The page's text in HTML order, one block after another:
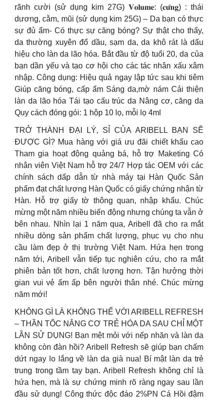
rãnh cười (sử dụng kim 27G) 𝐕𝐨𝐥𝐮𝐦𝐞: (𝐜𝐮̛́𝐧𝐠) : thái
dương, cằm, mũi (sử dụng kim 25G) – Da bạn có thực
sự đủ ẩm- Có thực sự căng bóng? Sự thật cho thấy,
da thường xuyên đổ dầu, sạm da, da khô rát là dấu
hiệu cho làn da lão hóa. Bắt đầu từ độ tuổi 20, da của
bạn dần yếu và tạo cơ hội cho các tác nhân xấu xâm
nhập. Công dụng: Hiệu quả ngay lập tức sau khi tiêm
Giúp căng bóng, cấp ẩm Sáng da,mờ nám Cải thiện
làn da lão hóa Tái tạo cấu trúc da Nâng cơ, căng da
Quy cách đóng gói: 1 hộp 10 lọ, mỗi lọ 4ml
TRỞ THÀNH ĐẠI LÝ, SỈ CỦA ARIBELL BẠN SẼ
ĐƯỢC GÌ? Mua hàng với giá ưu đãi chiết khấu cao
Tham gia hoạt động quảng bá, hỗ trợ Maketing Có
nhân viên Việt Nam hỗ trợ 24/7 Hợp tác OEM với các
chính sách dấp dẫn từ nhà máy tại Hàn Quốc Sản
phẩm đạt chất lượng Hàn Quốc có giấy chứng nhận từ
Hàn. Hỗ trợ giấy tờ thông quan, nhập khẩu. Chúc
mừng một năm nhiều biến động nhưng chúng ta vẫn ở
bên nhau. Nhìn lại 1 năm qua, Aribell đã cho ra mắt
nhiều dòng sản phẩm chất lượng, phục vụ cho nhu
cầu làm đẹp ở thị trường Việt Nam. Hứa hẹn trong
năm tới, Aribell vẫn tiếp tục nghiên cứu, cho ra mắt
phiên bản tốt hơn, chất lượng hơn. Tận hưởng thời
gian vui vẻ ấm ấp bên người thân nhé. Chúc mừng
năm mới!
KHÔNG GÌ LÀ KHÔNG THỂ VỚI ARIBELL REFRESH
– THẦN TỐC NÂNG CƠ TRẺ HÓA DA SAU CHỈ MỘT
LẦN SỬ DỤNG! Bạn mệt mỏi với nếp nhăn và làn da
không còn đàn hồi? Aribell Refresh sẽ giúp bạn chấm
dứt ngay lo lắng về làn da già nua! Bí mật làn da trẻ
trung trong tầm tay bạn. Aribell Refresh không chỉ là
hứa hẹn, mà là sự chứng minh rõ ràng ngay sau lần
đầu sử dụng! Công thức độc đáo 2%PN Cá Hồi đậm